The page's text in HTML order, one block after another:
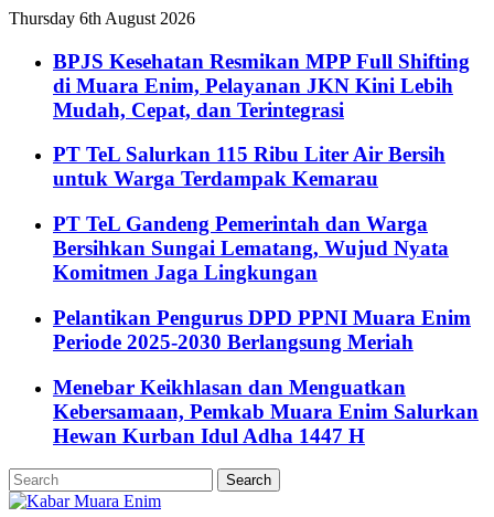
Thursday 6th August 2026
BPJS Kesehatan Resmikan MPP Full Shifting
di Muara Enim, Pelayanan JKN Kini Lebih
Mudah, Cepat, dan Terintegrasi
PT TeL Salurkan 115 Ribu Liter Air Bersih
untuk Warga Terdampak Kemarau
PT TeL Gandeng Pemerintah dan Warga
Bersihkan Sungai Lematang, Wujud Nyata
Komitmen Jaga Lingkungan
Pelantikan Pengurus DPD PPNI Muara Enim
Periode 2025-2030 Berlangsung Meriah
Menebar Keikhlasan dan Menguatkan
Kebersamaan, Pemkab Muara Enim Salurkan
Hewan Kurban Idul Adha 1447 H